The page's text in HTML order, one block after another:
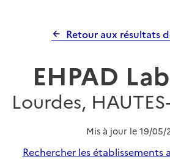
Retour aux résultats
EHPAD
Lourdes,
Mis à jour le 19/05/
Rechercher les établissements